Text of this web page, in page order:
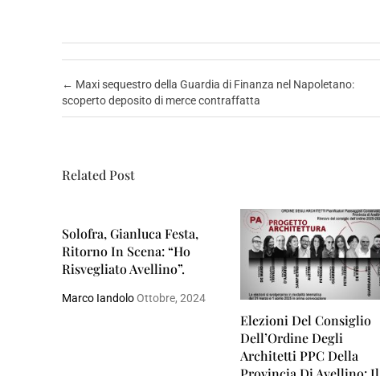
Post navigation
← Maxi sequestro della Guardia di Finanza nel Napoletano:
scoperto deposito di merce contraffatta
Related Post
Solofra, Gianluca Festa,
Ritorno In Scena: “Ho
Risvegliato Avellino”.
Marco IandoloOttobre, 2024
Elezioni Del Consiglio
Dell’Ordine Degli
Architetti PPC Della